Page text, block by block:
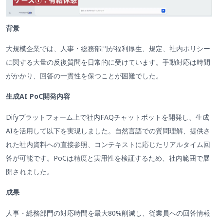
背景
大規模企業では、人事・総務部門が福利厚生、規定、社内ポリシー
に関する大量の反復質問を日常的に受けています。手動対応は時間
がかかり、回答の一貫性を保つことが困難でした。
生成AI PoC開発内容
Difyプラットフォーム上で社内FAQチャットボットを開発し、生成
AIを活用して以下を実現しました。自然言語での質問理解、提供さ
れた社内資料への直接参照、コンテキストに応じたリアルタイム回
答が可能です。PoCは精度と実用性を検証するため、社内範囲で展
開されました。
成果
人事・総務部門の対応時間を最大80%削減し、従業員への回答情報